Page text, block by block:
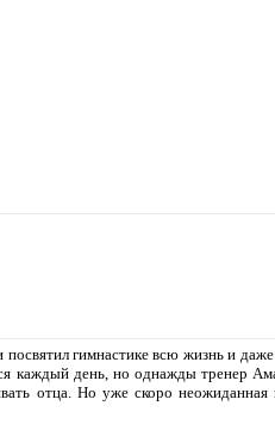
гимнастике всю жизнь и
каждый день, но однажды тренер
отца. Но уже скоро неожиданная